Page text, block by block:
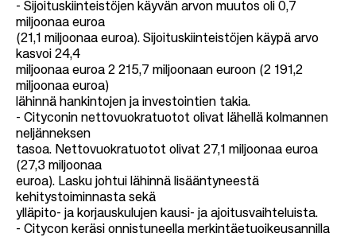
- Sijoituskiinteistöjen käyvän arvon muutos oli 0,7
miljoonaa euroa
(21,1 miljoonaa euroa). Sijoituskiinteistöjen käypä arvo
kasvoi 24,4
miljoonaa euroa 2 215,7 miljoonaan euroon (2 191,2
miljoonaa euroa)
lähinnä hankintojen ja investointien takia.
- Cityconin nettovuokratuotot olivat lähellä kolmannen
neljänneksen
tasoa. Nettovuokratuotot olivat 27,1 miljoonaa euroa
(27,3 miljoonaa
euroa). Lasku johtui lähinnä lisääntyneestä
kehitystoiminnasta sekä
ylläpito- ja korjauskulujen kausi- ja ajoitusvaihteluista.
- Citycon keräsi onnistuneella merkintäetuoikeusannilla